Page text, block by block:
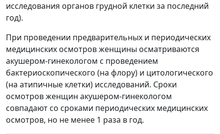
исследования органов грудной клетки за последний
год).
При проведении предварительных и периодических
медицинских осмотров женщины осматриваются
акушером-гинекологом с проведением
бактериоскопического (на флору) и цитологического
(на атипичные клетки) исследований. Сроки
осмотров женщин акушером-гинекологом
совпадают со сроками периодических медицинских
осмотров, но не менее 1 раза в год.